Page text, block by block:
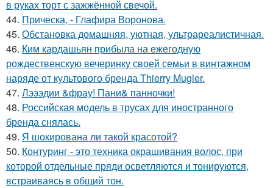
в руках торт с зажжённой свечой.
44. Прическа, - Глафира Воронова.
45. Обстановка домашняя, уютная, ультрареалистичная.
46. Ким кардашьян прибыла на ежегодную
рождественскую вечеринку своей семьи в винтажном
наряде от культового бренда Thierry Mugler.
47. Лэээдии &фрау! Пани& панночки!
48. Российская модель в трусах для иностранного
бренда снялась.
49. Я шокирована ли такой красотой?
50. Контуринг - это техника окрашивания волос, при
которой отдельные пряди осветляются и тонируются,
встраиваясь в общий тон.